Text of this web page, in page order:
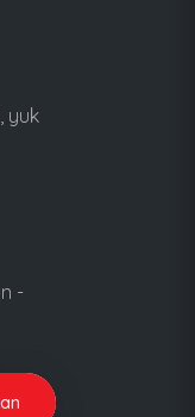
yuk
-